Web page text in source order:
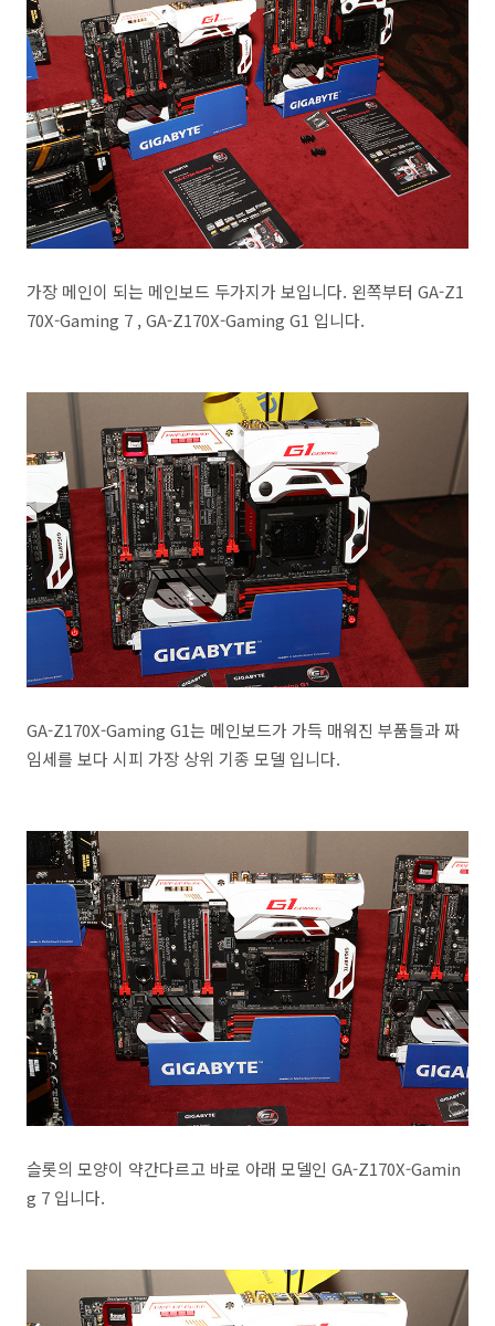
가장 메인이 되는 메인보드 두가지가 보입니다. 왼쪽부터 GA-Z1
70X-Gaming 7 , GA-Z170X-Gaming G1 입니다.
GA-Z170X-Gaming G1는 메인보드가 가득 매워진 부품들과 짜
임세를 보다 시피 가장 상위 기종 모델 입니다.
슬롯의 모양이 약간다르고 바로 아래 모델인 GA-Z170X-Gamin
g 7 입니다.